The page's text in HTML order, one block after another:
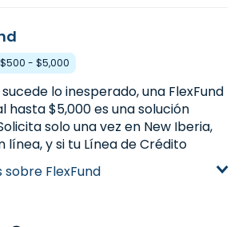
- $5,000
lo inesperado, una FlexFund
hasta $5,000 es una solución
solo una vez en New Iberia,
abierta puedes acceder a tu
y cuando haya dinero
sobre FlexFund